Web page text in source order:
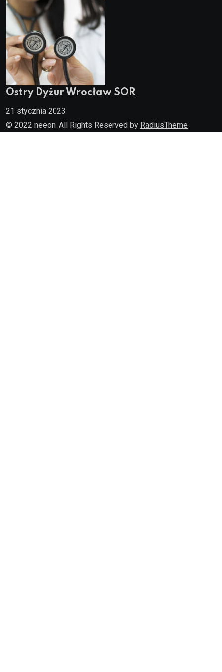
Ostry Dyżur Wrocław SOR
21 stycznia 2023
© 2022 neeon. All Rights Reserved by RadiusTheme